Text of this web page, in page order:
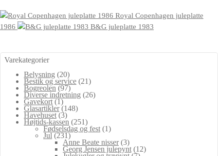
Royal Copenhagen juleplatte
1986
B&G juleplatte 1983
Varekategorier
Belysning (20)
Bestik og service (21)
Bogreolen (97)
Diverse indretning (26)
Gavekort (1)
Glasartikler (148)
Havehuset (3)
Højtids-kassen (251)
Fødselsdag og fest (1)
Jul (231)
Anne Beate nisser (3)
Georg Jensen julepynt (12)